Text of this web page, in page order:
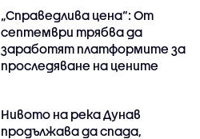
„Справедлива цена“: От
септември трябва да
заработят платформите за
проследяване на цените
Нивото на река Дунав
продължава да спада,